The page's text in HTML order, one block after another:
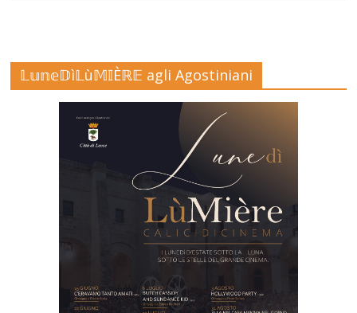
𝕃𝕦𝕟𝕖𝔻ì𝕃ù𝕄𝕀Èℝ𝔼 agli Agostiniani